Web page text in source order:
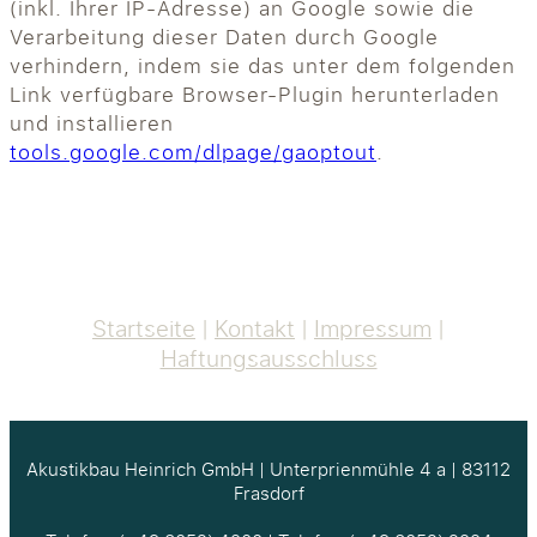
(inkl. Ihrer IP-Adresse) an Google sowie die
Verarbeitung dieser Daten durch Google
verhindern, indem sie das unter dem folgenden
Link verfügbare Browser-Plugin herunterladen
und installieren
tools.google.com/dlpage/gaoptout.
Startseite Kontakt
Impressum
Haftungsausschluss
Akustikbau Heinrich GmbH | Unterprienmühle 4 a | 83112
Frasdorf